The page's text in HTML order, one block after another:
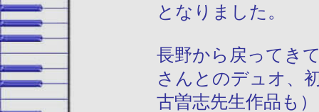
となりました。
長野から戻ってき
さんとのデュオ、
古曽志先生作品も